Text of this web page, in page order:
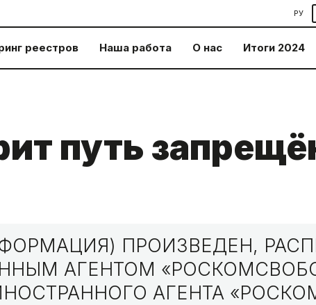
РУ
реестров Наша работа О нас Итоги 2024
путь
ПРОИЗВЕДЕН,
АГЕНТОМ
АГЕНТА